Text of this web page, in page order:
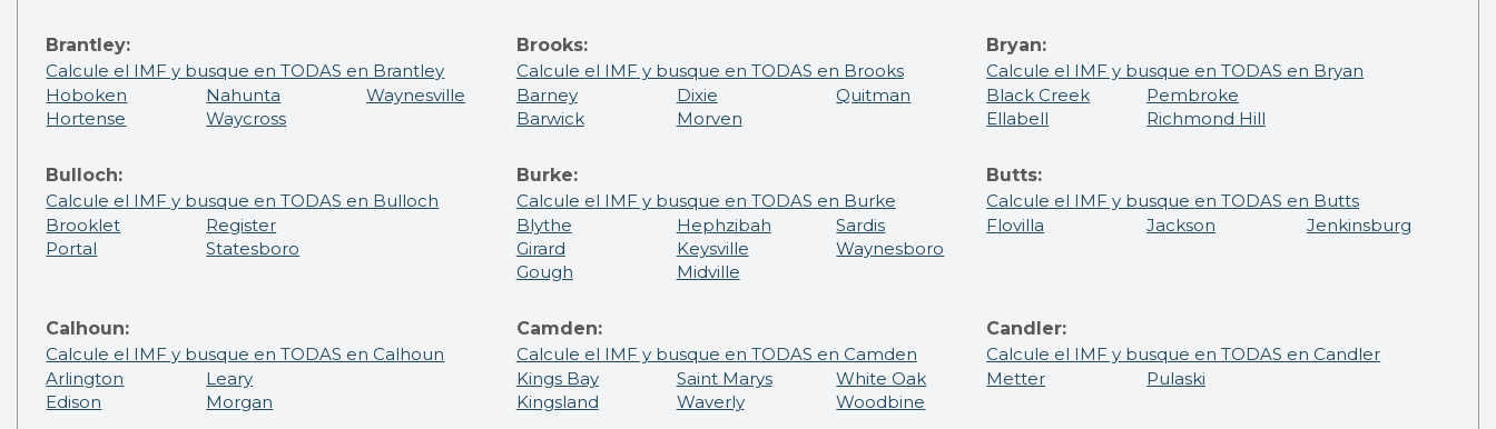
Brantley:
Calcule el IMF y busque en TODAS en Brantley
Hoboken
Hortense
Nahunta
Waycross
Waynesville
Brooks:
Calcule el IMF y busque en TODAS en Brooks
Barney
Barwick
Dixie
Morven
Quitman
Bryan:
Calcule el IMF y busque en TODAS en Bryan
Black Creek
Ellabell
Pembroke
Richmond Hill
Bulloch:
Calcule el IMF y busque en TODAS en Bulloch
Brooklet
Portal
Register
Statesboro
Burke:
Calcule el IMF y busque en TODAS en Burke
Blythe
Girard
Gough
Hephzibah
Keysville
Midville
Sardis
Waynesboro
Butts:
Calcule el IMF y busque en TODAS en Butts
Flovilla
Jackson Jenkinsburg
Calhoun:
Calcule el IMF y busque en TODAS en Calhoun
Arlington
Edison
Leary
Morgan
Camden:
Calcule el IMF y busque en TODAS en Camden
Kings Bay
Kingsland
Saint Marys
Waverly
White Oak
Woodbine
Candler:
Calcule el IMF y busque en TODAS en Candler
Metter
Pulaski